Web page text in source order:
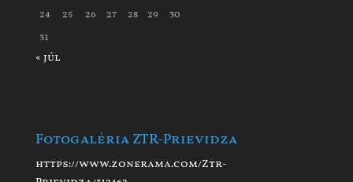
24
25 26 27 28 29
30
31
« júl
Fotogaléria ZTR-Prievidza
https://www.zonerama.com/Ztr-